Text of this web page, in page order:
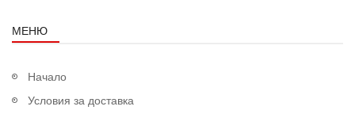
МЕНЮ
Начало
Условия за доставка